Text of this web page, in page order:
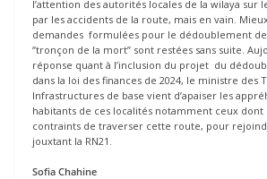
l’attention des autorités locales de la wilaya sur
par les accidents de la route, mais en vain.
demandes formulées pour le dédoublement
‘’tronçon de la mort’’ sont restées sans suite.
réponse quant à l’inclusion du projet du
dans la loi des finances de 2024, le ministre des
Infrastructures de base vient d’apaiser les
habitants de ces localités notamment ceux dont
contraints de traverser cette route, pour
jouxtant la RN21.
Sofia Chahine